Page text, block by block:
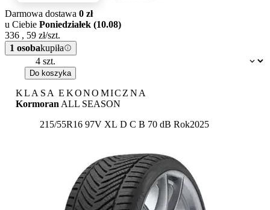
Dostępność:
Darmowa dostawa 0 zł
u Ciebie Poniedziałek (10.08)
336 , 59 zł/szt.
1 osobakupiła
Do koszyka
KLASA EKONOMICZNA
Kormoran ALL SEASON
215/55R16 97V XL Etykieta:
D C B 70 dB Rok2025